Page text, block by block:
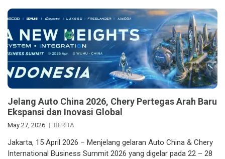
Jelang Auto China 2026, Chery Pertegas Arah Baru
Ekspansi dan Inovasi Global
May 27, 2026 BERITA
Jakarta, 15 April 2026 – Menjelang gelaran Auto China & Chery
International Business Summit 2026 yang digelar pada 22 – 28